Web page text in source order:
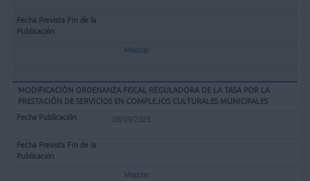
Mostrar
MODIFICACIÓN ORDENANZA FISCAL REGULADORA DE LA TASA POR LA
PRESTACIÓN DE SERVICIOS EN COMPLEJOS CULTURALES MUNICIPALES
08/09/2025
Mostrar